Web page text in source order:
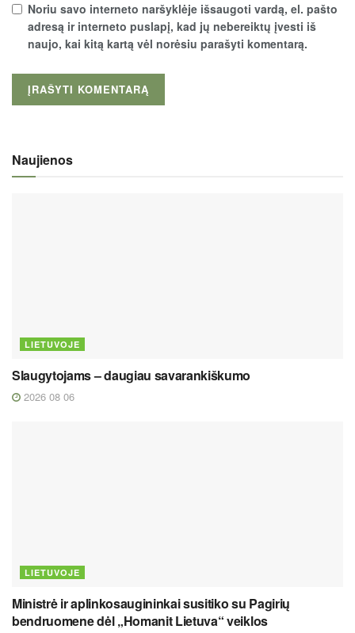
Noriu savo interneto naršyklėje išsaugoti vardą, el. pašto
adresą ir interneto puslapį, kad jų nebereiktų įvesti iš
naujo, kai kitą kartą vėl norėsiu parašyti komentarą.
Naujienos
LIETUVOJE
Slaugytojams – daugiau savarankiškumo
2026 08 06
LIETUVOJE
Ministrė ir aplinkosaugininkai susitiko su Pagirių
bendruomene dėl „Homanit Lietuva“ veiklos